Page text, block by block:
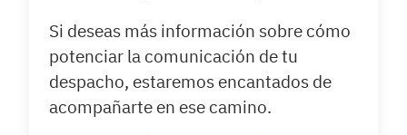
Si deseas más información sobre cómo
potenciar la comunicación de tu
despacho, estaremos encantados de
acompañarte en ese camino.